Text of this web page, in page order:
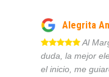
Alegrita
Al
duda, la mejor
el inicio, me